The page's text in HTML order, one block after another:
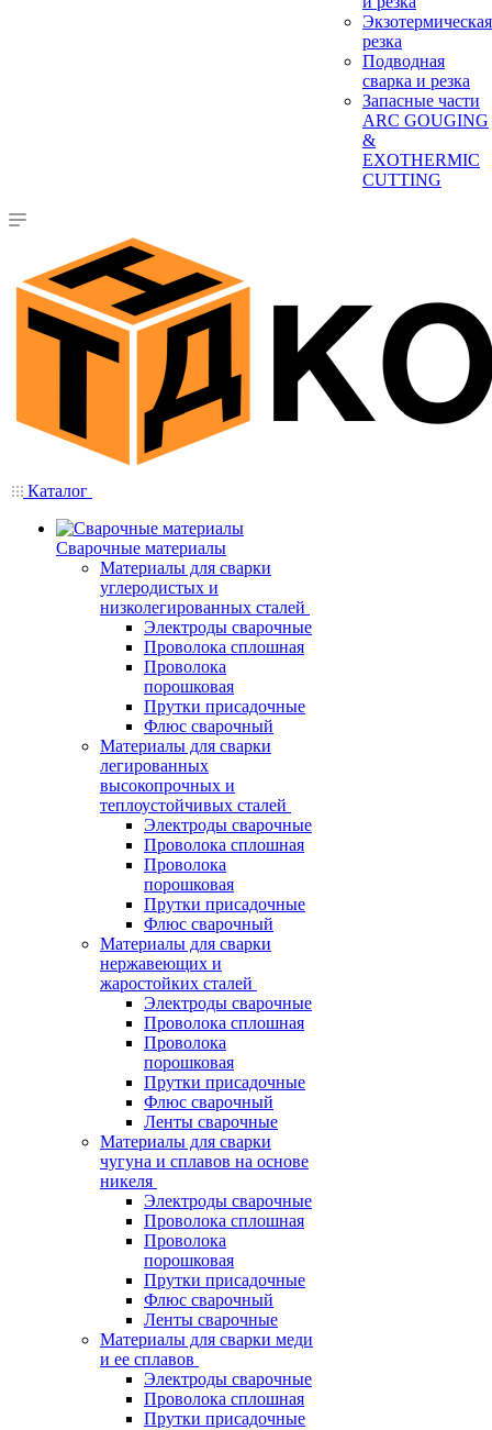
Экзотермическая
резка
Подводная
сварка и резка
Запасные части
ARC GOUGING
&
EXOTHERMIC
CUTTING
Каталог
Сварочные материалы
Материалы для сварки
углеродистых и
низколегированных сталей
Электроды сварочные
Проволока сплошная
Проволока
порошковая
Прутки присадочные
Флюс сварочный
Материалы для сварки
легированных
высокопрочных и
теплоустойчивых сталей
Электроды сварочные
Проволока сплошная
Проволока
порошковая
Прутки присадочные
Флюс сварочный
Материалы для сварки
нержавеющих и
жаростойких сталей
Электроды сварочные
Проволока сплошная
Проволока
порошковая
Прутки присадочные
Флюс сварочный
Ленты сварочные
Материалы для сварки
чугуна и сплавов на основе
никеля
Электроды сварочные
Проволока сплошная
Проволока
порошковая
Прутки присадочные
Флюс сварочный
Ленты сварочные
Материалы для сварки меди
и ее сплавов
Электроды сварочные
Проволока сплошная
Прутки присадочные